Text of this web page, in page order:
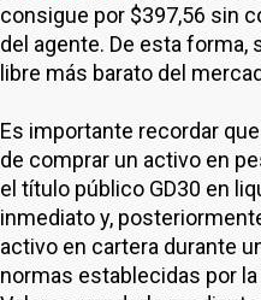
consigue por $397,56 sin
del agente. De esta forma,
libre más barato del
Es importante recordar
de comprar un activo en
el título público GD30 en
inmediato y,
activo en cartera durante
normas establecidas por